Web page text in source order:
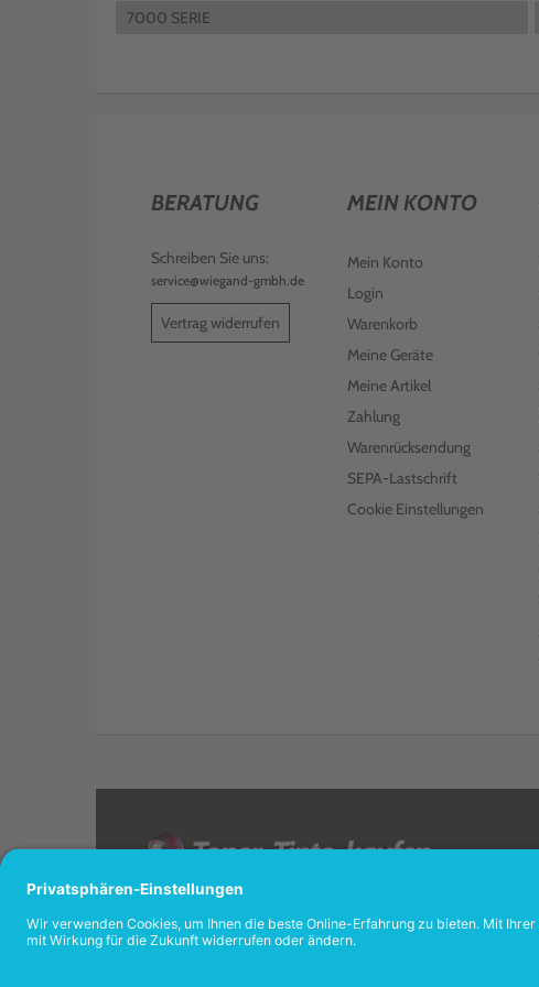
7000 SERIE
BERATUNG
Schreiben Sie uns:
service@wiegand-gmbh.de
Vertrag widerrufen
MEIN KONTO
Mein Konto
Login
Warenkorb
Meine Geräte
Meine Artikel
Zahlung
Warenrücksendung
SEPA-Lastschrift
Cookie Einstellungen
<